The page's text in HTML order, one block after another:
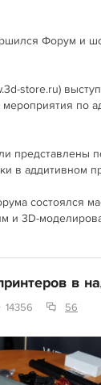
Форум и
store.ru)
мероприятия по
представлены
в аддитивном
состоялся
и 3D-
в
14356 56